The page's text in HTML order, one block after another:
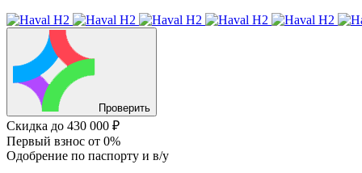
Проверить
Скидка до 430 000 ₽
Первый взнос от 0%
Одобрение по паспорту и в/у